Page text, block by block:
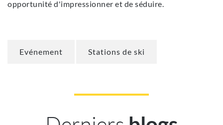
opportunité d'impressionner et de séduire.
Evénement Stations de ski